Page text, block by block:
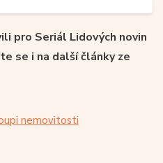
pro Seriál Lidových novin
se i na další články ze
nemovitosti